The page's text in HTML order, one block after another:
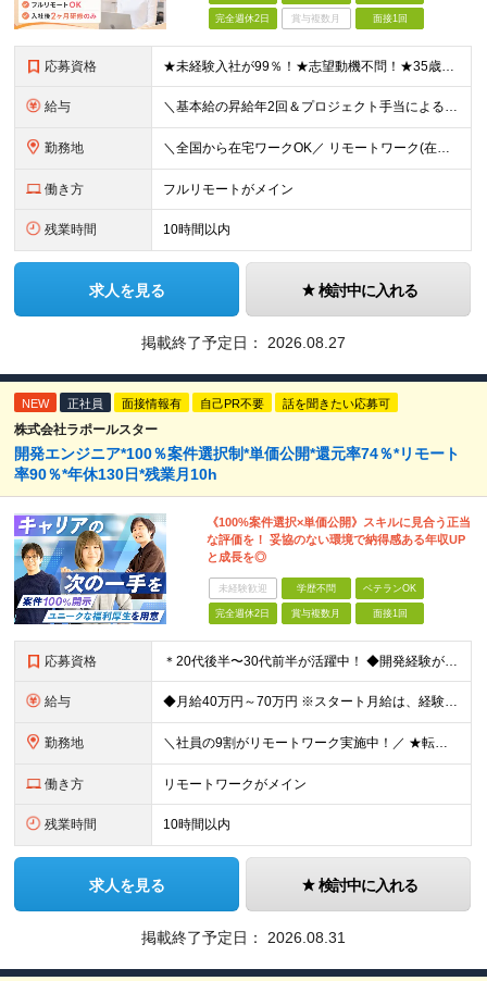
完全週休2日 賞与複数月 面接1回
応募資格 ★未経験入社が99％！★志望動機不問！★35歳以下（長期キャリア形成のため） ■職種・業界経験不問、第二新卒大歓迎！ ■学歴不問 ≪1つでも当てはまる方にピッタリです≫ ★ChatGPTやAIなど
給与 ＼基本給の昇給年2回＆プロジェクト手当による昇給年12回！！／ 【未経験者の場合】 月給26万円～50万円＋プロジェクト手当＋資格手当 ★スキルや経験を考慮の上、優遇します ★上記給与には固定残業
勤務地 ＼全国から在宅ワークOK／ リモートワーク(在宅勤務)or東京23区、大阪のお客様先での勤務 ★転勤はありません ★希望をもとに配属先を決定します ★リモートワーク率5割強 ★フルリモートの場合は通
働き方 フルリモートがメイン
残業時間 10時間以内
求人を見る 検討中に入れる
掲載終了予定日： 2026.08.27
NEW 正社員 面接情報有 自己PR不要 話を聞きたい応募可
株式会社ラポールスター
開発エンジニア*100％案件選択制*単価公開*還元率74％*リモート
率90％*年休130日*残業月10h
《100%案件選択×単価公開》スキルに見合う正当
な評価を！ 妥協のない環境で納得感ある年収UP
と成長を◎
未経験歓迎 学歴不問 ベテランOK
完全週休2日 賞与複数月 面接1回
応募資格 ＊20代後半〜30代前半が活躍中！ ◆開発経験が3年以上ある方（Web・オープン系システム等） ◆学歴不問 ★Java(Spring、Spring Boot)、Python(Django)、 Re
給与 ◆月給40万円～70万円 ※スタート月給は、経験・能力・前職の給与等を考慮の上で決定いたします。 ※上記金額には残業の有無に関わらず、 月30時間分の固定残業代（7万6,000円～13万3,000円
勤務地 ＼社員の9割がリモートワーク実施中！／ ★転勤ナシ！ ★UIターン歓迎！ 関東、関西、東海、九州・中国エリアの各プロジェクト先から希望を優先して決定。 ※リモート案件も多数あり！ ◆関東エリア
働き方 リモートワークがメイン
残業時間 10時間以内
求人を見る 検討中に入れる
掲載終了予定日： 2026.08.31